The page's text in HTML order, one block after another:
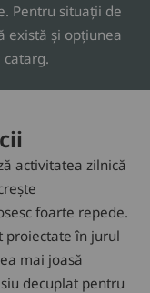
Pentru situații de
există și opțiunea
activitatea zilnică
foarte repede.
proiectate în jurul
mai joasă
decuplat pentru